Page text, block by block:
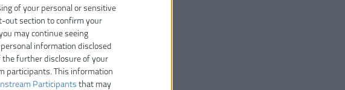
of your personal or sensitive
out section to confirm your
may continue seeing
information disclosed
further disclosure of your
participants. This information
Participants that may